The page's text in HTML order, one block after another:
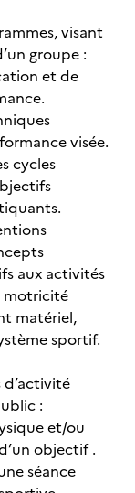
visant
groupe :
et de
visée.
cycles
aux activités
motricité
matériel,
sportif.
:
et/ou
objectif .
séance